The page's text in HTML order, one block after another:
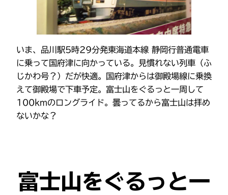
いま、品川駅5時29分発東海道本線 静岡行普通電車
に乗って国府津に向かっている。見慣れない列車（ふ
じかわ号？）だが快適。国府津からは御殿場線に乗換
えて御殿場で下車予定。富士山をぐるっと一周して
100kmのロングライド。曇ってるから富士山は拝め
ないかな？
富士山をぐるっと一